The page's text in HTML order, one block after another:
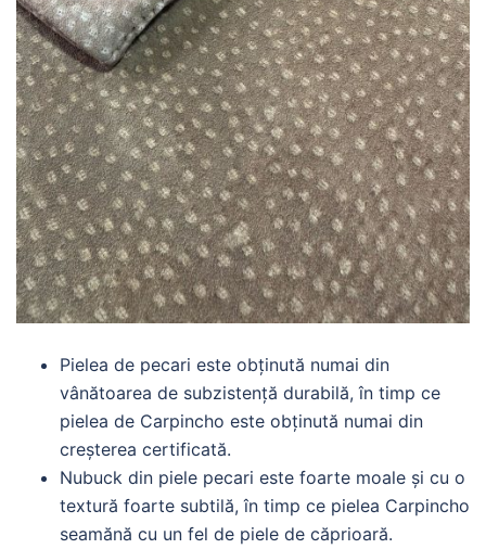
Pielea de pecari este obținută numai din
vânătoarea de subzistență durabilă, în timp ce
pielea de Carpincho este obținută numai din
creșterea certificată.
Nubuck din piele pecari este foarte moale și cu o
textură foarte subtilă, în timp ce pielea Carpincho
seamănă cu un fel de piele de căprioară.